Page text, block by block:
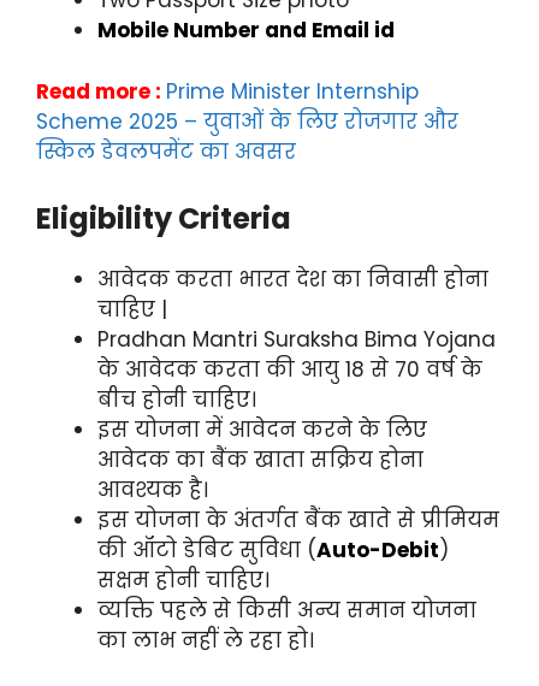
Mobile Number and Email id
Read more : Prime Minister Internship
Scheme 2025 – युवाओं के लिए रोजगार और
स्किल डेवलपमेंट का अवसर
Eligibility Criteria
आवेदक करता भारत देश का निवासी होना
चाहिए |
Pradhan Mantri Suraksha Bima Yojana
के आवेदक करता की आयु 18 से 70 वर्ष के
बीच होनी चाहिए।
इस योजना में आवेदन करने के लिए
आवेदक का बैंक खाता सक्रिय होना
आवश्यक है।
इस योजना के अंतर्गत बैंक खाते से प्रीमियम
की ऑटो डेबिट सुविधा (Auto-Debit)
सक्षम होनी चाहिए।
व्यक्ति पहले से किसी अन्य समान योजना
का लाभ नहीं ले रहा हो।